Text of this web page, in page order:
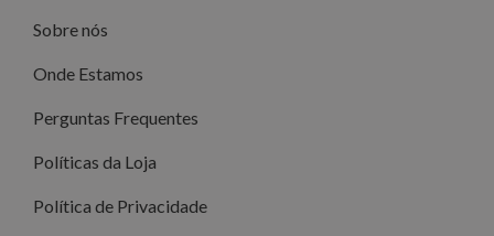
Sobre nós
Onde Estamos
Perguntas Frequentes
Políticas da Loja
Política de Privacidade